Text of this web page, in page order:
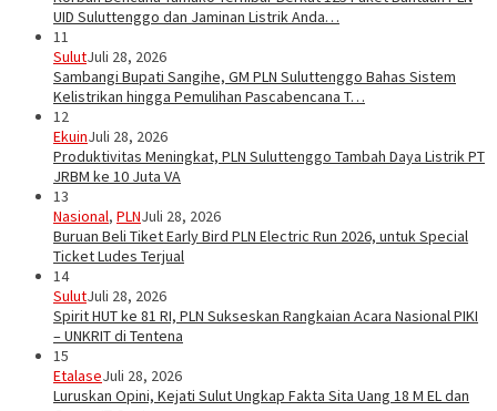
UID Suluttenggo dan Jaminan Listrik Anda…
11
SulutJuli 28, 2026
Sambangi Bupati Sangihe, GM PLN Suluttenggo Bahas Sistem
Kelistrikan hingga Pemulihan Pascabencana T…
12
EkuinJuli 28, 2026
Produktivitas Meningkat, PLN Suluttenggo Tambah Daya Listrik PT
JRBM ke 10 Juta VA
13
Nasional, PLNJuli 28, 2026
Buruan Beli Tiket Early Bird PLN Electric Run 2026, untuk Special
Ticket Ludes Terjual
14
SulutJuli 28, 2026
Spirit HUT ke 81 RI, PLN Sukseskan Rangkaian Acara Nasional PIKI
– UNKRIT di Tentena
15
EtalaseJuli 28, 2026
Luruskan Opini, Kejati Sulut Ungkap Fakta Sita Uang 18 M EL dan